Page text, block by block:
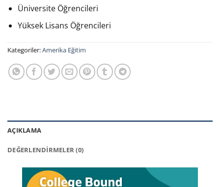
Üniversite Öğrencileri
Yüksek Lisans Öğrencileri
Kategoriler:Amerika Eğitim
AÇIKLAMA
DEĞERLENDIRMELER (0)